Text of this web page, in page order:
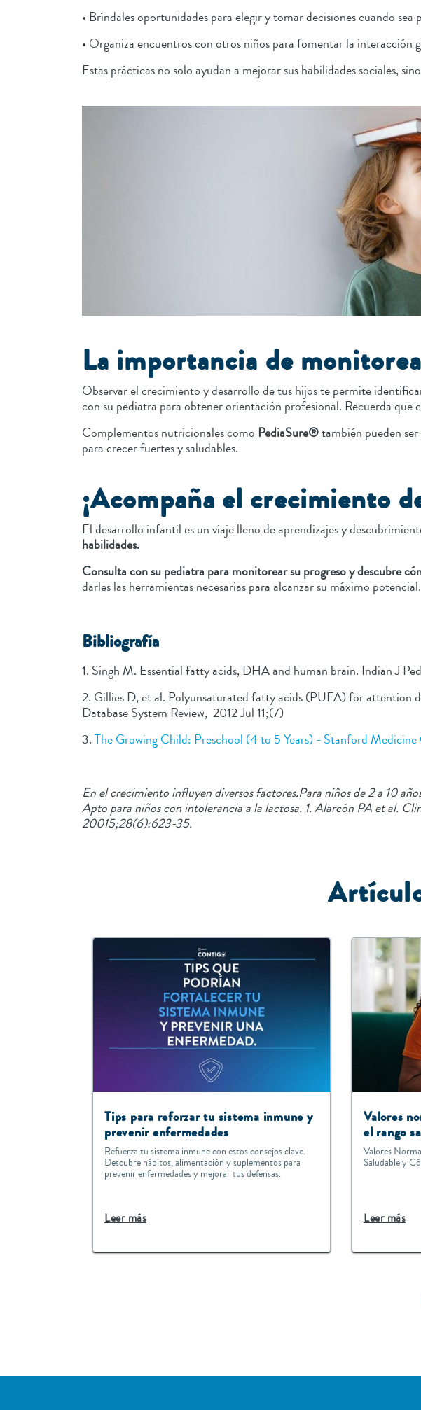
• Bríndales oportunidades para elegir y tomar decisiones cuando sea
• Organiza encuentros con otros niños para fomentar la interacción
Estas prácticas no solo ayudan a mejorar sus habilidades sociales,
La importancia de
Observar el crecimiento y desarrollo de tus hijos te permite
con su pediatra para obtener orientación profesional. Recuerda que
Complementos nutricionales como PediaSure®también pueden
para crecer fuertes y saludables.
¡Acompaña el crecimiento
El desarrollo infantil es un viaje lleno de aprendizajes y
habilidades.
Consulta con su pediatra para monitorear su progreso y descubre
darles las herramientas necesarias para alcanzar su máximo potencial.
Bibliografía
1. Singh M. Essential fatty acids, DHA and human brain. Indian J
2. Gillies D, et al. Polyunsaturated fatty acids (PUFA) for
Database System Review, 2012 Jul 11;(7)
3.The Growing Child: Preschool (4 to 5 Years) - Stanford
En el crecimiento influyen diversos factores.Para niños de 2 a 10
Apto para niños con intolerancia a la lactosa. 1. Alarcón PA et al.
20015;28(6):623-35.
Tips para reforzar tu sistema inmune y
prevenir enfermedades
Refuerza tu sistema inmune con estos consejos clave.
Descubre hábitos, alimentación y suplementos para
prevenir enfermedades y mejorar tus defensas.
Leer más
Valores
el rango
Valores
Saludable y
Leer más